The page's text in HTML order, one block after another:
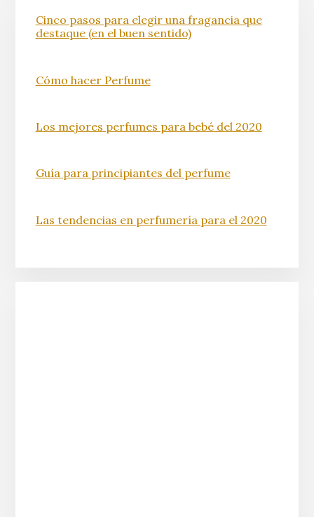
Cinco pasos para elegir una fragancia que
destaque (en el buen sentido)
Cómo hacer Perfume
Los mejores perfumes para bebé del 2020
Guía para principiantes del perfume
Las tendencias en perfumería para el 2020